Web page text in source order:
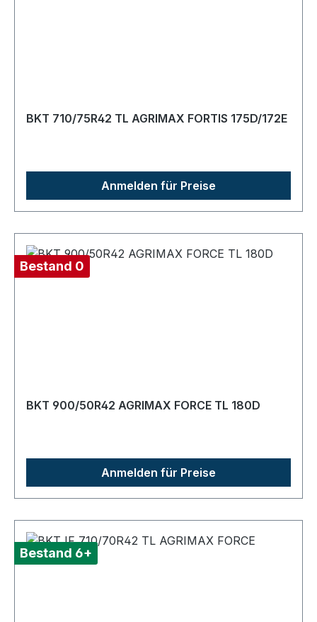
BKT 710/75R42 TL AGRIMAX FORTIS 175D/172E
Anmelden für Preise
Bestand 0
BKT 900/50R42 AGRIMAX FORCE TL 180D
Anmelden für Preise
Bestand 6+